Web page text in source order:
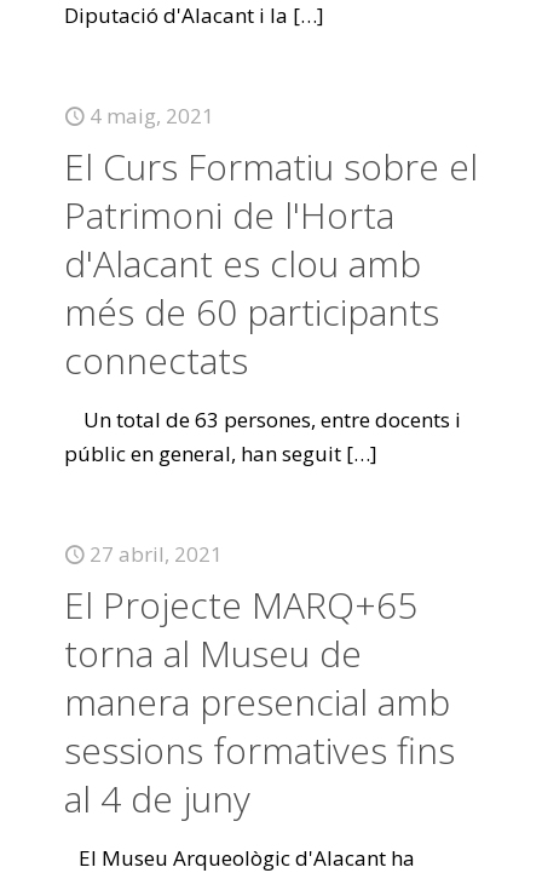
Diputació d'Alacant i la […]
4 maig, 2021
El Curs Formatiu sobre el
Patrimoni de l'Horta
d'Alacant es clou amb
més de 60 participants
connectats
Un total de 63 persones, entre docents i
públic en general, han seguit […]
27 abril, 2021
El Projecte MARQ+65
torna al Museu de
manera presencial amb
sessions formatives fins
al 4 de juny
El Museu Arqueològic d'Alacant ha